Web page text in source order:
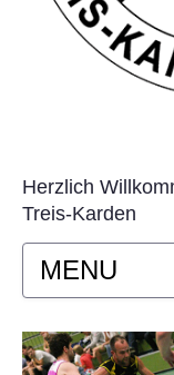
Herzlich
Treis-Karden
MENU
STARTSEITE